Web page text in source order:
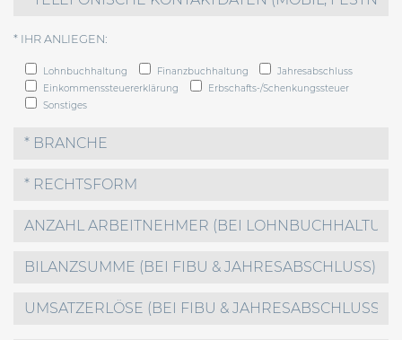
* IHR ANLIEGEN:
Lohnbuchhaltung Finanzbuchhaltung
Jahresabschluss
Einkommenssteuererklärung
Erbschafts-/Schenkungssteuer
Sonstiges